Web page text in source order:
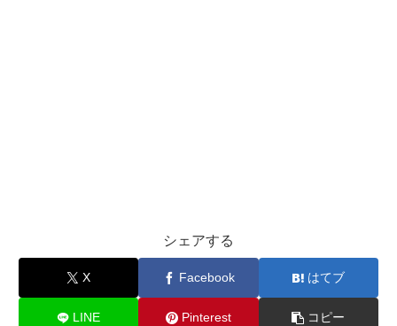
シェアする
X Facebook はてブ
LINE Pinterest コピー